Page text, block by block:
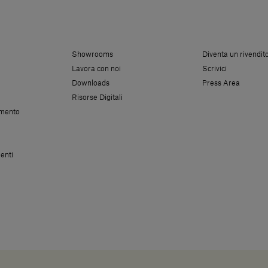
Showrooms
Lavora con noi
Downloads
Risorse Digitali
Diventa un
Scrivici
Press Area